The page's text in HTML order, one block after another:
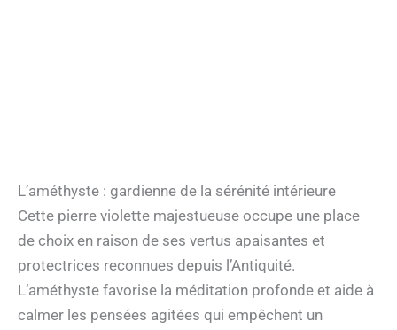
L’améthyste : gardienne de la sérénité intérieure
Cette pierre violette majestueuse occupe une place
de choix en raison de ses vertus apaisantes et
protectrices reconnues depuis l’Antiquité.
L’améthyste favorise la méditation profonde et aide à
calmer les pensées agitées qui empêchent un